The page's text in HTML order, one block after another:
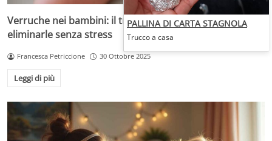
Verruche nei bambini: il trattamento più adatto per
eliminarle senza stress
Francesca Petriccione 30 Ottobre 2025
Leggi di più
PALLINA DI CARTA STAGNOLA
Trucco a casa